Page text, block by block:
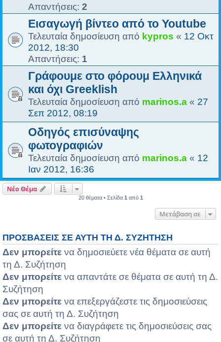
Απαντήσεις: 2
Εισαγωγή βίντεο από το Youtube
Τελευταία δημοσίευση από kypros « 12 Οκτ
2012, 18:30
Απαντήσεις: 1
Γράφουμε στο φόρουμ Ελληνικά
και όχι Greeklish
Τελευταία δημοσίευση από marinos.a « 27
Σεπ 2012, 08:19
Οδηγός επισύναψης
φωτογραφιών
Τελευταία δημοσίευση από marinos.a « 12
Ιαν 2012, 16:36
Νέο Θέμα
20 θέματα • Σελίδα 1 από 1
Μετάβαση σε
ΠΡΟΣΒΆΣΕΙΣ ΣΕ ΑΥΤΉ ΤΗ Δ. ΣΥΖΉΤΗΣΗ
Δεν μπορείτε να δημοσιεύετε νέα θέματα σε αυτή
τη Δ. Συζήτηση
Δεν μπορείτε να απαντάτε σε θέματα σε αυτή τη Δ.
Συζήτηση
Δεν μπορείτε να επεξεργάζεστε τις δημοσιεύσεις
σας σε αυτή τη Δ. Συζήτηση
Δεν μπορείτε να διαγράφετε τις δημοσιεύσεις σας
σε αυτή τη Δ. Συζήτηση